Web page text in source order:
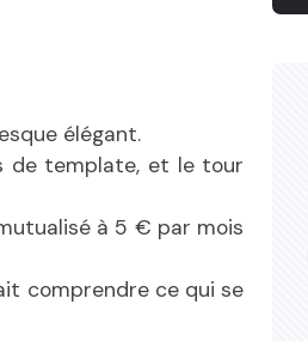
élégant.
de template, et le tour
à 5 € par mois
comprendre ce qui se